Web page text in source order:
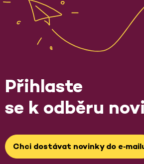
Přihlaste
se k odběru
Chci dostávat novinky do